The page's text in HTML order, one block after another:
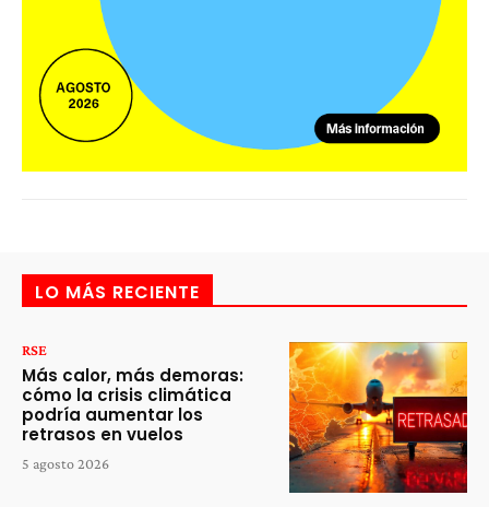
LO MÁS RECIENTE
RSE
Más calor, más demoras:
cómo la crisis climática
podría aumentar los
retrasos en vuelos
5 agosto 2026